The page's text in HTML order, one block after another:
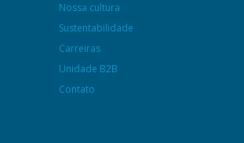
Nossa cultura
Sustentabilidade
Carreiras
Unidade B2B
Contato